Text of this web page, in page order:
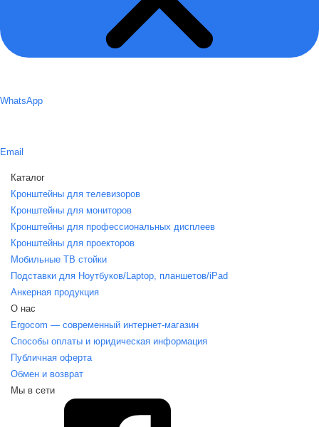
WhatsApp
Email
Каталог
Кронштейны для телевизоров
Кронштейны для мониторов
Кронштейны для профессиональных дисплеев
Кронштейны для проекторов
Мобильные ТВ стойки
Подставки для Ноутбуков/Laptop, планшетов/iPаd
Анкерная продукция
О нас
Ergocom — современный интернет-магазин
Способы оплаты и юридическая информация
Публичная оферта
Обмен и возврат
Мы в сети